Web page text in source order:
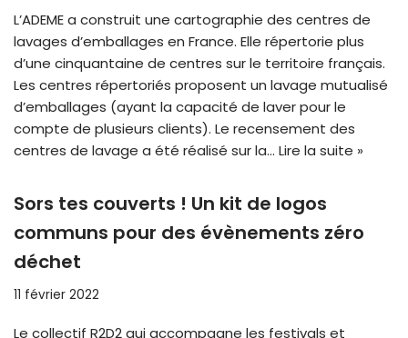
L’ADEME a construit une cartographie des centres de
lavages d’emballages en France. Elle répertorie plus
d’une cinquantaine de centres sur le territoire français.
Les centres répertoriés proposent un lavage mutualisé
d’emballages (ayant la capacité de laver pour le
compte de plusieurs clients). Le recensement des
centres de lavage a été réalisé sur la… Lire la suite »
Sors tes couverts ! Un kit de logos
communs pour des évènements zéro
déchet
11 février 2022
Le collectif R2D2 qui accompagne les festivals et